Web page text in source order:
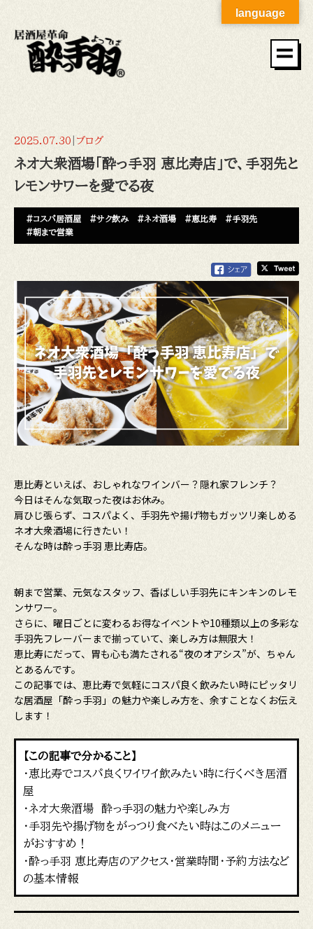
2025.07.30 ブログ
ネオ大衆酒場「酔っ手羽 恵比寿店」で、手羽先と
レモンサワーを愛でる夜
#コスパ居酒屋 #サク飲み #ネオ酒場 #恵比寿
#手羽先
#朝まで営業
恵比寿といえば、おしゃれなワインバー？隠れ家フレンチ？
今日はそんな気取った夜はお休み。
肩ひじ張らず、コスパよく、手羽先や揚げ物もガッツリ楽しめる
ネオ大衆酒場に行きたい！
そんな時は酔っ手羽 恵比寿店。
朝まで営業、元気なスタッフ、香ばしい手羽先にキンキンのレモ
ンサワー。
さらに、曜日ごとに変わるお得なイベントや10種類以上の多彩な
手羽先フレーバーまで揃っていて、楽しみ方は無限大！
恵比寿にだって、胃も心も満たされる“夜のオアシス”が、ちゃん
とあるんです。
この記事では、恵比寿で気軽にコスパ良く飲みたい時にピッタリ
な居酒屋「酔っ手羽」の魅力や楽しみ方を、余すことなくお伝え
します！
【この記事で分かること】
・恵比寿でコスパ良くワイワイ飲みたい時に行くべき居酒
屋
・ネオ大衆酒場 酔っ手羽の魅力や楽しみ方
・手羽先や揚げ物をがっつり食べたい時はこのメニュー
がおすすめ！
・酔っ手羽 恵比寿店のアクセス・営業時間・予約方法など
の基本情報
language